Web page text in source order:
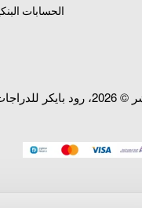
الحسابات
حقوق الطبع والنشر © 2026، رود